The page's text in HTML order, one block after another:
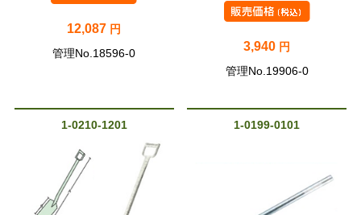
12,087 円
管理No.18596-0 3,940 円
管理No.19906-0
1-0210-1201 1-0199-0101